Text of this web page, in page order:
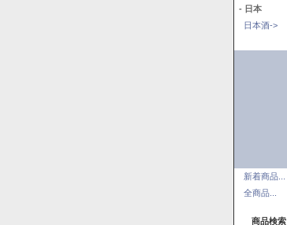
- 日本
日本酒->
新着商品...
全商品...
商品検索